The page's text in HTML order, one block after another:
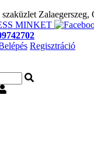
Zalaegerszeg,
MINKET
Regisztráció